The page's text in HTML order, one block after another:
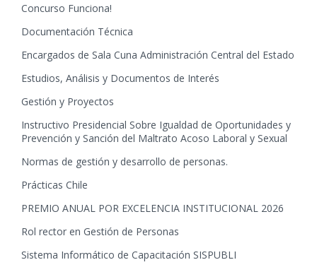
Concurso Funciona!
Documentación Técnica
Encargados de Sala Cuna Administración Central del Estado
Estudios, Análisis y Documentos de Interés
Gestión y Proyectos
Instructivo Presidencial Sobre Igualdad de Oportunidades y
Prevención y Sanción del Maltrato Acoso Laboral y Sexual
Normas de gestión y desarrollo de personas.
Prácticas Chile
PREMIO ANUAL POR EXCELENCIA INSTITUCIONAL 2026
Rol rector en Gestión de Personas
Sistema Informático de Capacitación SISPUBLI